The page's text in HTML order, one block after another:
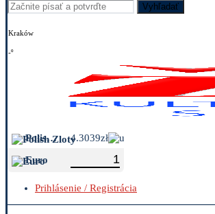
Vyhľadať
Kraków
-º
Polish Zloty
4.3039zł
Euro
Prihlásenie / Registrácia